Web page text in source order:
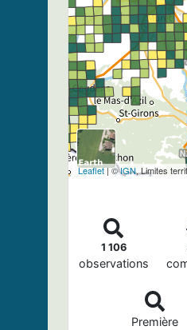
Leaflet| ©IGN, Limites
1 106
observations
Première